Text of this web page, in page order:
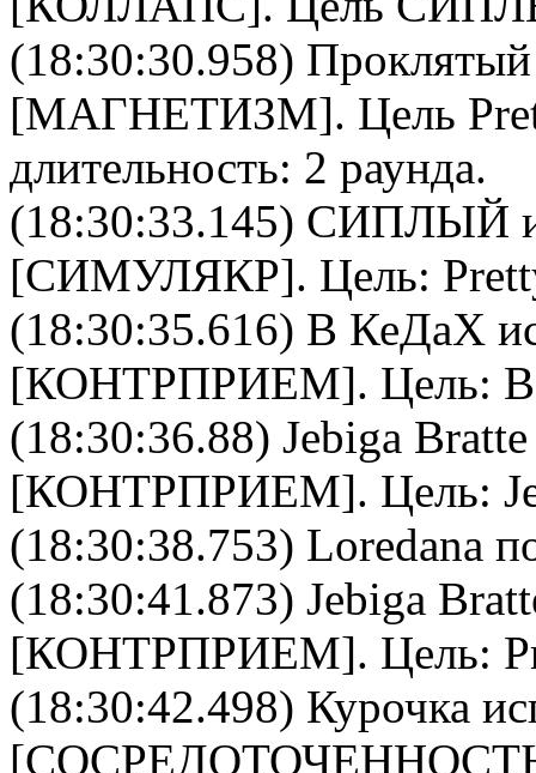
(18:30:30.958)
[МАГНЕТИЗМ]. Цель
длительность: 2 раунда.
(18:30:33.145) СИПЛЫЙ
[СИМУЛЯКР]. Цель:
(18:30:35.616) В КеДаХ
[КОНТРПРИЕМ]. Цель:
(18:30:36.88) Jebiga Bratte
[КОНТРПРИЕМ]. Цель:
(18:30:38.753) Loredana
(18:30:41.873) Jebiga
[КОНТРПРИЕМ]. Цель:
(18:30:42.498) Курочка
[